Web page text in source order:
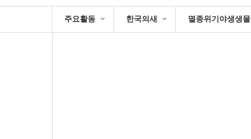
주요활동 한국의새 멸종위기야생생물